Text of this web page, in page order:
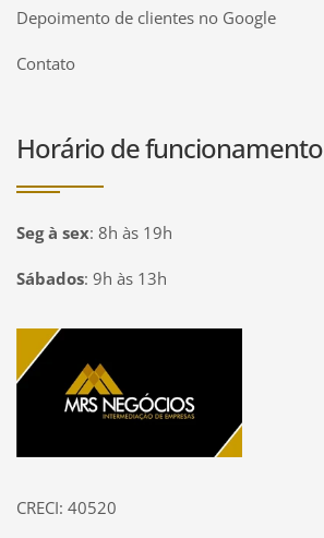
Depoimento de clientes no Google
Contato
Horário de funcionamento
Seg à sex: 8h às 19h
Sábados: 9h às 13h
Página inicial
CRECI: 40520